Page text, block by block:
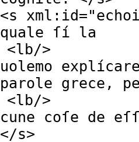
<s xml:id="
quale ſí la
<lb/>
uolemo
parole grece,
<lb/>
cune coſe de
</s>